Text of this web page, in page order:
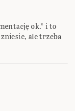
ok.” i to
ale trzeba